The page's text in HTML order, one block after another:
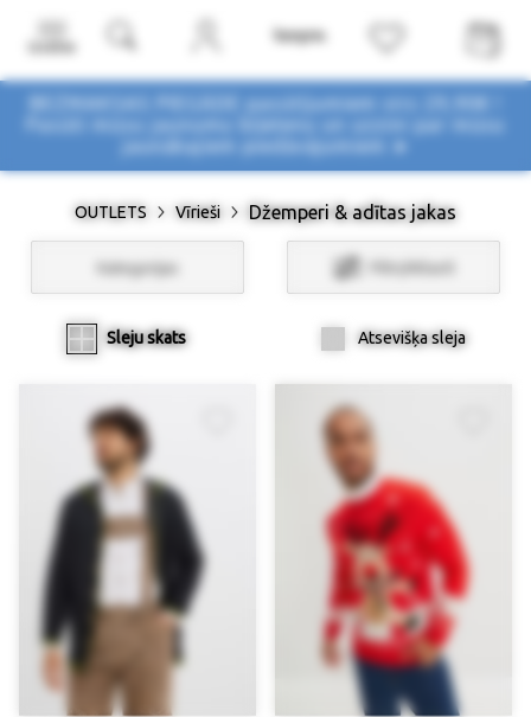
BEZMAKSAS PIEGĀDE pasūtījumiem virs 29,90€ !
Pasūti mūsu jaunumu biļetenu un uzzini par mūsu
OUTLETS Vīrieši Džemperi & adītas jakas
Kategorijas Filtri/Atlasīt
Sleju skats Atsevišķa sleja